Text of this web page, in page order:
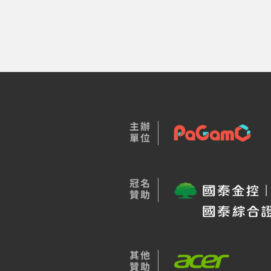
主辦
單位
​冠名​
贊助
​其他
贊助